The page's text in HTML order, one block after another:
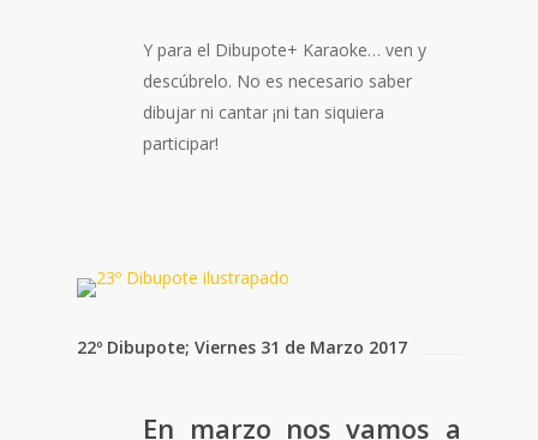
Y para el Dibupote+ Karaoke… ven y
descúbrelo. No es necesario saber
dibujar ni cantar ¡ni tan siquiera
participar!
22º Dibupote; Viernes 31 de Marzo 2017
En marzo nos vamos a